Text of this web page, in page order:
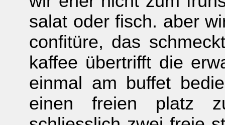
salat oder fisch. aber
confitüre, das
kaffee übertrifft die
einmal am buffet
einen freien platz